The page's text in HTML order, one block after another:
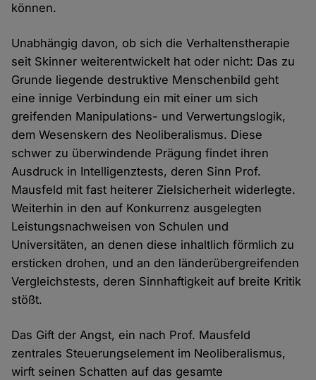
können.
Unabhängig davon, ob sich die Verhaltenstherapie
seit Skinner weiterentwickelt hat oder nicht: Das zu
Grunde liegende destruktive Menschenbild geht
eine innige Verbindung ein mit einer um sich
greifenden Manipulations- und Verwertungslogik,
dem Wesenskern des Neoliberalismus. Diese
schwer zu überwindende Prägung findet ihren
Ausdruck in Intelligenztests, deren Sinn Prof.
Mausfeld mit fast heiterer Zielsicherheit widerlegte.
Weiterhin in den auf Konkurrenz ausgelegten
Leistungsnachweisen von Schulen und
Universitäten, an denen diese inhaltlich förmlich zu
ersticken drohen, und an den länderübergreifenden
Vergleichstests, deren Sinnhaftigkeit auf breite Kritik
stößt.
Das Gift der Angst, ein nach Prof. Mausfeld
zentrales Steuerungselement im Neoliberalismus,
wirft seinen Schatten auf das gesamte